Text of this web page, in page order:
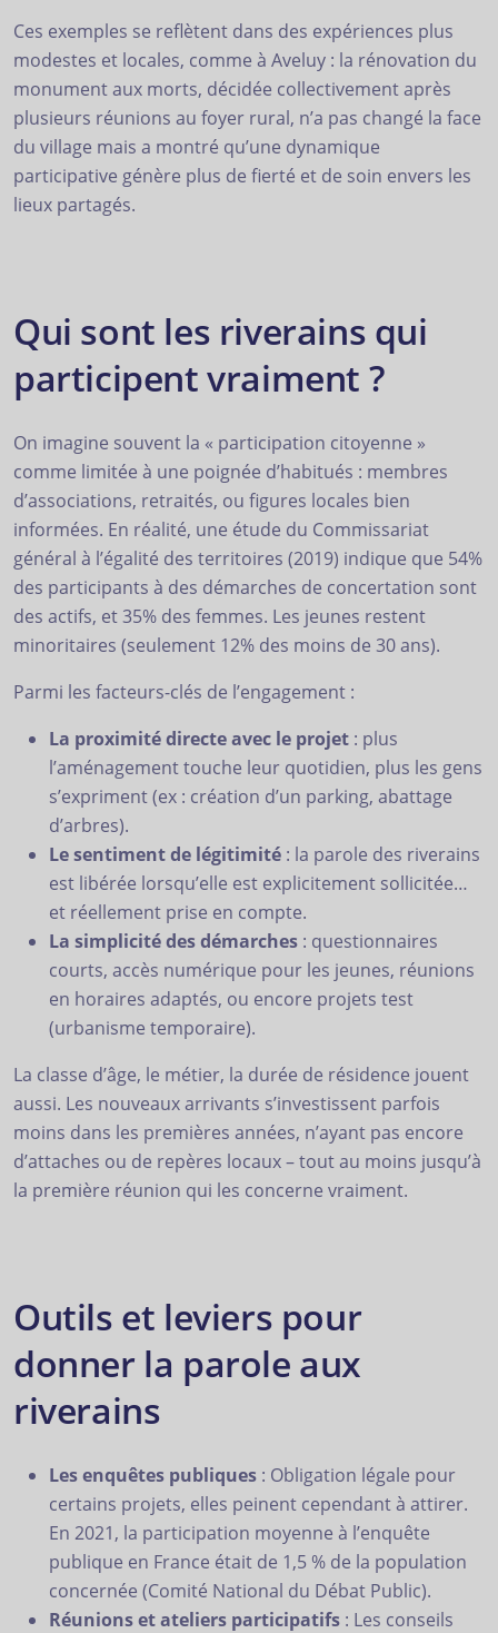
Ces exemples se reflètent dans des expériences plus
modestes et locales, comme à Aveluy : la rénovation du
monument aux morts, décidée collectivement après
plusieurs réunions au foyer rural, n’a pas changé la face
du village mais a montré qu’une dynamique
participative génère plus de fierté et de soin envers les
lieux partagés.
Qui sont les riverains qui
participent vraiment ?
On imagine souvent la « participation citoyenne »
comme limitée à une poignée d’habitués : membres
d’associations, retraités, ou figures locales bien
informées. En réalité, une étude du Commissariat
général à l’égalité des territoires (2019) indique que 54%
des participants à des démarches de concertation sont
des actifs, et 35% des femmes. Les jeunes restent
minoritaires (seulement 12% des moins de 30 ans).
Parmi les facteurs-clés de l’engagement :
La proximité directe avec le projet : plus
l’aménagement touche leur quotidien, plus les gens
s’expriment (ex : création d’un parking, abattage
d’arbres).
Le sentiment de légitimité : la parole des riverains
est libérée lorsqu’elle est explicitement sollicitée…
et réellement prise en compte.
La simplicité des démarches : questionnaires
courts, accès numérique pour les jeunes, réunions
en horaires adaptés, ou encore projets test
(urbanisme temporaire).
La classe d’âge, le métier, la durée de résidence jouent
aussi. Les nouveaux arrivants s’investissent parfois
moins dans les premières années, n’ayant pas encore
d’attaches ou de repères locaux – tout au moins jusqu’à
la première réunion qui les concerne vraiment.
Outils et leviers pour
donner la parole aux
riverains
Les enquêtes publiques : Obligation légale pour
certains projets, elles peinent cependant à attirer.
En 2021, la participation moyenne à l’enquête
publique en France était de 1,5 % de la population
concernée (Comité National du Débat Public).
Réunions et ateliers participatifs : Les conseils